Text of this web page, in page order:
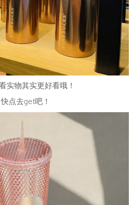
实物其实更好看哦！
快点去get吧！